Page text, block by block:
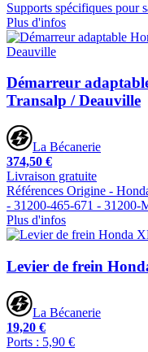
Supports spécifiques pour
Plus d'infos
Démarreur
Transalp / Deauville
La Bécanerie
374,50 €
Livraison gratuite
Références Origine -
- 31200-465-671 - 31200-
Plus d'infos
Levier de frein
La Bécanerie
19,20 €
Ports : 5,90 €